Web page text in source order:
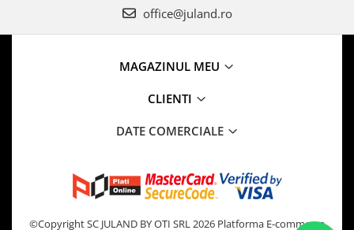
office@juland.ro
MAGAZINUL MEU
CLIENTI
DATE COMERCIALE
©Copyright SC JULAND BY OTI SRL 2026 Platforma E-commerce